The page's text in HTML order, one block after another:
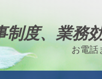
制度、業務
お電話